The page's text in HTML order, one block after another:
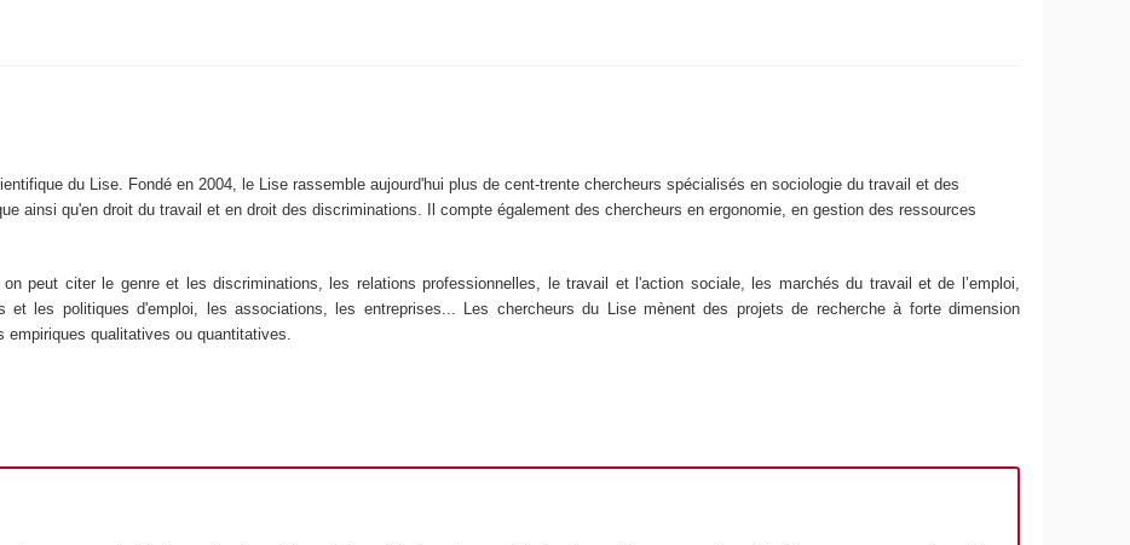
du Lise. Fondé en 2004, le Lise rassemble aujourd'hui plus de cent-trente chercheurs spécialisés en sociologie du travail et des
ainsi qu'en droit du travail et en droit des discriminations. Il compte également des chercheurs en ergonomie, en gestion des ressources
peut citer le genre et les discriminations, les relations professionnelles, le travail et l'action sociale, les marchés du travail et de l’emploi,
et les politiques d'emploi, les associations, les entreprises... Les chercheurs du Lise mènent des projets de recherche à forte dimension
empiriques qualitatives ou quantitatives.